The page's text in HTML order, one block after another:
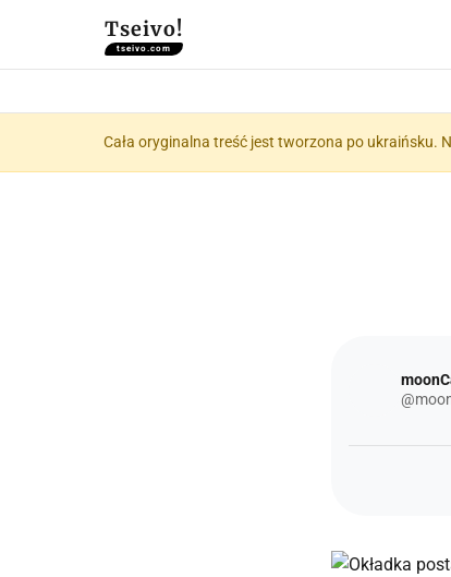
Tseivo!
tseivo.com
Cała oryginalna treść jest tworzona po ukraińsku.